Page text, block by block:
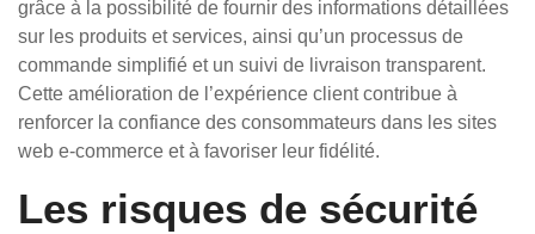
grâce à la possibilité de fournir des informations détaillées
sur les produits et services, ainsi qu’un processus de
commande simplifié et un suivi de livraison transparent.
Cette amélioration de l’expérience client contribue à
renforcer la confiance des consommateurs dans les sites
web e-commerce et à favoriser leur fidélité.
Les risques de sécurité